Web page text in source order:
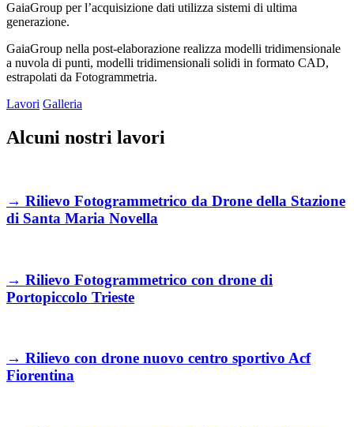
GaiaGroup per l’acquisizione dati utilizza sistemi di ultima
generazione.
GaiaGroup nella post-elaborazione realizza modelli tridimensionale
a nuvola di punti, modelli tridimensionali solidi in formato CAD,
estrapolati da Fotogrammetria.
Lavori Galleria
Alcuni nostri lavori
→ Rilievo Fotogrammetrico da Drone della Stazione
di Santa Maria Novella
→ Rilievo Fotogrammetrico con drone di
Portopiccolo Trieste
→ Rilievo con drone nuovo centro sportivo Acf
Fiorentina